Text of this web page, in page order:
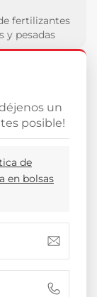
fertilizantes
y pesadas
un
posible!
de
en bolsas